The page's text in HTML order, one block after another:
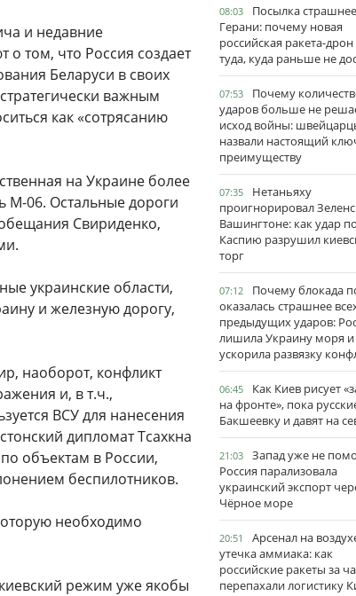
и недавние
о том, что Россия создает
Беларуси в своих
важным
как «сотрясанию
на Украине более
М-06. Остальные дороги
Свириденко,
украинские области,
и железную дорогу,
наоборот, конфликт
и, в т.ч.,
ВСУ для нанесения
дипломат Тсахкна
объектам в России,
беспилотников.
необходимо
режим уже якобы
08:03
Посылка страшнее
Герани: почему новая
российская ракета-
туда, куда раньше не
07:53
Почему
ударов больше не
исход войны:
назвали настоящий
преимуществу
07:35
Нетаньяху
проигнорировал
Вашингтоне: как удар по
Каспию разрушил
торг
07:12
Почему блокада
оказалась страшнее
предыдущих ударов:
лишила Украину моря и
ускорила развязку
06:45
Как Киев рисует
на фронте», пока
Бакшеевку и давят на
21:03
Запад уже не
Россия парализовала
украинский экспорт
Чёрное море
20:51
Арсенал на
утечка аммиака: как
российские ракеты за
перепахали логистику